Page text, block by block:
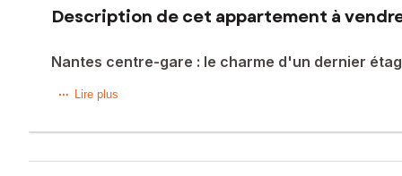
Description de cet appartement à
Nantes centre-gare : le charme d'un dernier
Dans un secteur nantais recherché, à quelques minutes
cuisine ouverte parfaitement intégrée, créant un espace
Lire plus